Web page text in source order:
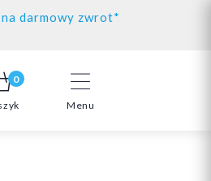
darmowy zwrot*
Menu
0